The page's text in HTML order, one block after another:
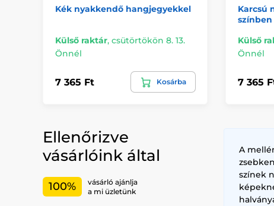
Kék nyakkendő hangjegyekkel
Külső raktár, csütörtökön 8. 13.
Önnél
7 365 Ft Kosárba
Karcsú
színben
Külső
Önnél
7 365
Ellenőrizve
vásárlóink által
100%
vásárló ajánlja
a mi üzletünk
A
színek